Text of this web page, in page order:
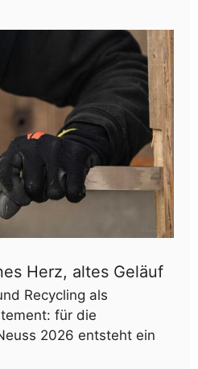
Herz, altes Geläuf
Recycling als
für die
2026 entsteht ein